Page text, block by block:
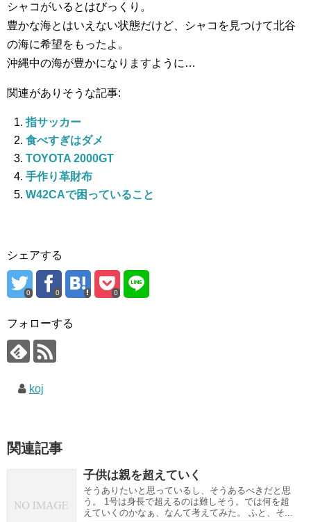
シャコがいるとはびっくり。
豊かな海とはいえない状態だけど、シャコを見つけて北谷
の海に希望をもったよ。
沖縄中の海が豊かになりますように…
関連がありそうな記事:
指サッカー
食べすぎはダメ
TOYOTA 2000GT
手作り革財布
W42CAで困っていること
シェアする
0 0 0
フォローする
koj
関連記事
子供は親を超えていく
そうありたいと思っているし、そうあるべきだと思
う。 1号は身長で超えるのは難しそう。では何を超
えていくのかなぁ、なんて考えてみた。 ふと、そ...